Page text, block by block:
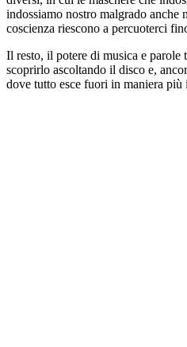
indossiamo nostro malgrado
coscienza riescono a percuoterci
Il resto, il potere di musica e parole
scoprirlo ascoltando il disco e,
dove tutto esce fuori in maniera più